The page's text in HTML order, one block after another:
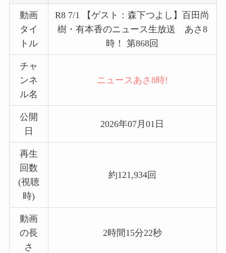
動画
タイ
トル
R8 7/1 【ゲスト：森下つよし】百田尚
樹・有本香のニュース生放送 あさ8
時！ 第868回
チャ
ンネ
ル名
ニュースあさ8時!
公開
日
2026年07月01日
再生
回数
(視聴
時)
約121,934回
動画
の長
さ
2時間15分22秒